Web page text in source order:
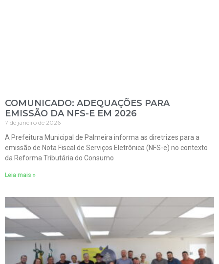
COMUNICADO: ADEQUAÇÕES PARA
EMISSÃO DA NFS-E EM 2026
7 de janeiro de 2026
A Prefeitura Municipal de Palmeira informa as diretrizes para a
emissão de Nota Fiscal de Serviços Eletrônica (NFS-e) no contexto
da Reforma Tributária do Consumo
Leia mais »